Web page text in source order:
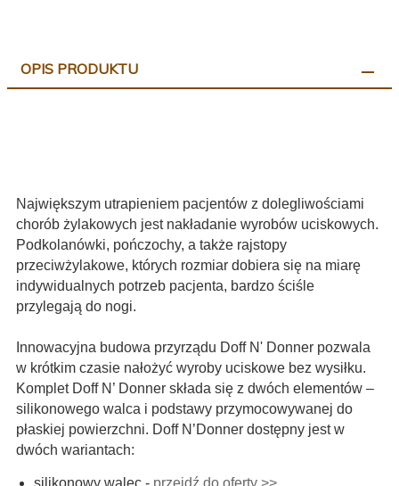
OPIS PRODUKTU
Największym utrapieniem pacjentów z dolegliwościami
chorób żylakowych jest nakładanie wyrobów uciskowych.
Podkolanówki, pończochy, a także rajstopy
przeciwżylakowe, których rozmiar dobiera się na miarę
indywidualnych potrzeb pacjenta, bardzo ściśle
przylegają do nogi.
Innowacyjna budowa przyrządu Doff N' Donner pozwala
w krótkim czasie nałożyć wyroby uciskowe bez wysiłku.
Komplet Doff N’ Donner składa się z dwóch elementów –
silikonowego walca i podstawy przymocowywanej do
płaskiej powierzchni. Doff N’Donner dostępny jest w
dwóch wariantach: